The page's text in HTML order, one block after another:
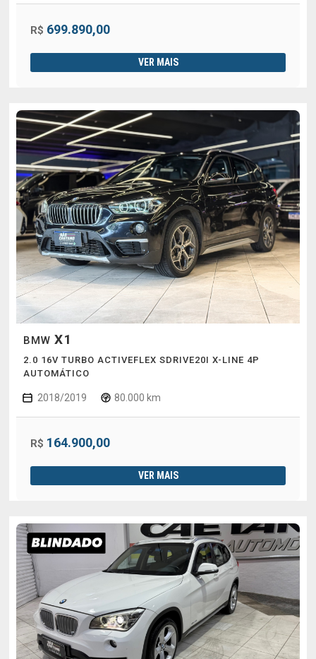
R$ 699.890,00
VER MAIS
BMW X1
2.0 16V TURBO ACTIVEFLEX SDRIVE20I X-LINE 4P
AUTOMÁTICO
2018/2019 80.000 km
R$ 164.900,00
VER MAIS